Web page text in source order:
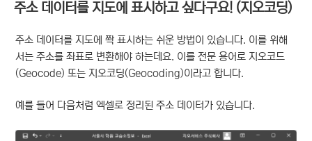
성
일
주소 데이터를 지도에 표시하고 싶다구요! (지오코딩)
주소 데이터를 지도에 쫙 표시하는 쉬운 방법이 있습니다. 이를 위해
서는 주소를 좌표로 변환해야 하는데요. 이를 전문 용어로 지오코드
(Geocode) 또는 지오코딩(Geocoding)이라고 합니다.
예를 들어 다음처럼 엑셀로 정리된 주소 데이터가 있습니다.